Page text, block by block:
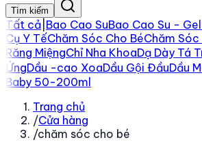
Tìm kiếm
Tất cả Bao Cao SuBao Cao Su -
Cụ Y TếChăm Sóc Cho BéChăm
Răng MiệngChỉ Nha KhoaDạ Dày Tá
ỨngDầu -cao XoaDầu Gội ĐầuDầu
Baby 50-200ml
Trang chủ
/Cửa hàng
/chăm sóc cho bé